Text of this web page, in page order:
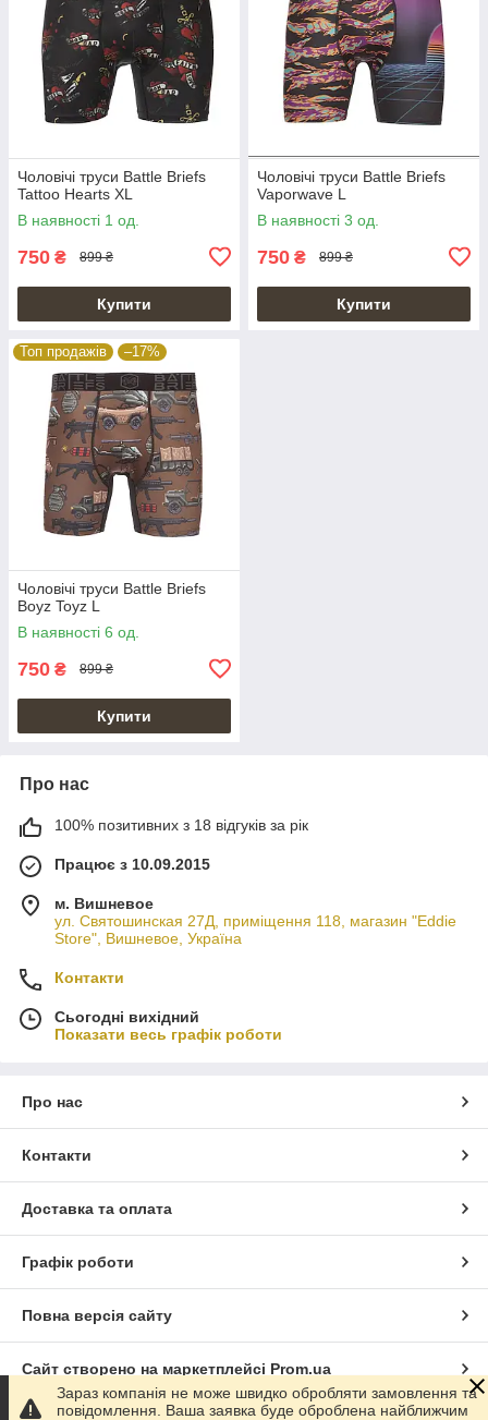
Чоловічі труси Battle Briefs
Tattoo Hearts XL
В наявності 1 од.
750 ₴ 899 ₴
Купити
Чоловічі труси Battle Briefs
Vaporwave L
В наявності 3 од.
750 ₴ 899 ₴
Купити
Топ продажів –17%
Чоловічі труси Battle Briefs
Boyz Toyz L
В наявності 6 од.
750 ₴ 899 ₴
Купити
Про нас
100% позитивних з 18 відгуків за рік
Працює з 10.09.2015
м. Вишневое
ул. Святошинская 27Д, приміщення 118, магазин "Eddie
Store", Вишневое, Україна
Контакти
Сьогодні вихідний
Показати весь графік роботи
Про нас
Контакти
Доставка та оплата
Графік роботи
Повна версія сайту
Сайт створено на маркетплейсі Prom.ua
Зараз компанія не може швидко обробляти замовлення та
повідомлення. Ваша заявка буде оброблена найближчим